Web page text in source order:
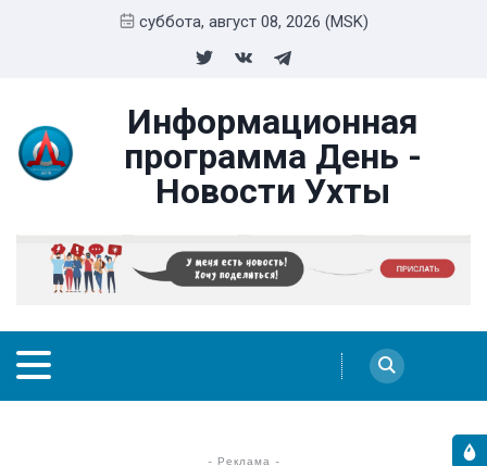
суббота, август 08, 2026 (MSK)
Информационная
программа День -
Новости Ухты
- Реклама -